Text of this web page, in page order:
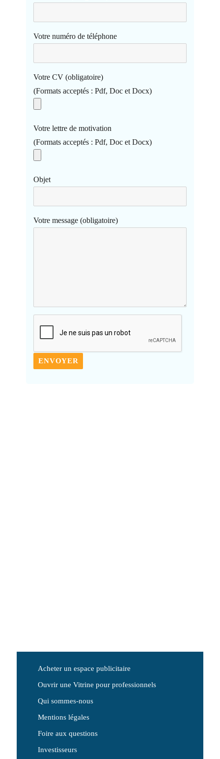
Votre numéro de téléphone
Votre CV (obligatoire)
(Formats acceptés : Pdf, Doc et Docx)
Votre lettre de motivation
(Formats acceptés : Pdf, Doc et Docx)
Objet
Votre message (obligatoire)
Acheter un espace publicitaire
Ouvrir une Vitrine pour professionnels
Qui sommes-nous
Mentions légales
Foire aux questions
Investisseurs